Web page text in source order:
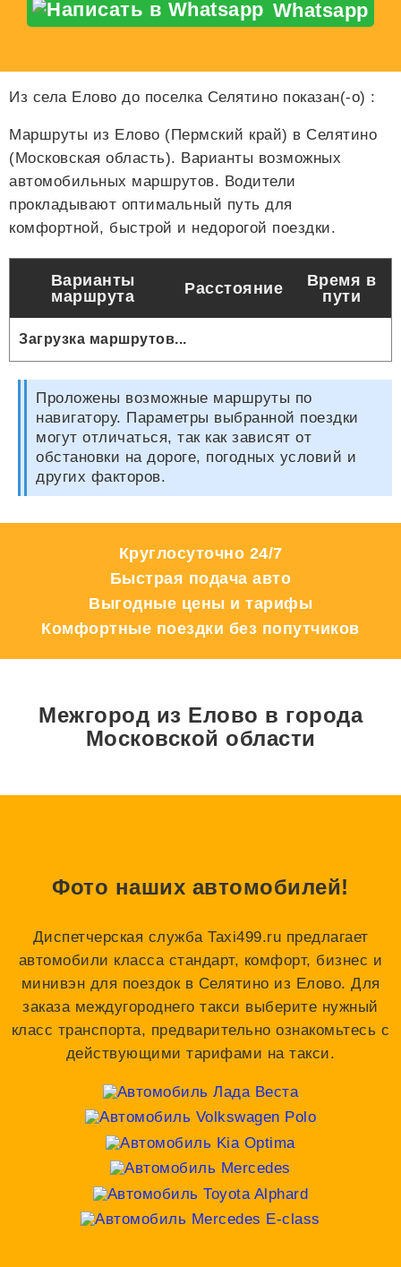
Whatsapp
Из села Елово до поселка Селятино показан(-о) :
Маршруты из Елово (Пермский край) в Селятино
(Московская область). Варианты возможных
автомобильных маршрутов. Водители
прокладывают оптимальный путь для
комфортной, быстрой и недорогой поездки.
Варианты
маршрута
Расстояние
Время в
пути
Загрузка маршрутов...
Проложены возможные маршруты по
навигатору. Параметры выбранной поездки
могут отличаться, так как зависят от
обстановки на дороге, погодных условий и
других факторов.
Круглосуточно 24/7
Быстрая подача авто
Выгодные цены и тарифы
Комфортные поездки без попутчиков
Межгород из Елово в города
Московской области
Фото наших автомобилей!
Диспетчерская служба Taxi499.ru предлагает
автомобили класса стандарт, комфорт, бизнес и
минивэн для поездок в Селятино из Елово. Для
заказа междугороднего такси выберите нужный
класс транспорта, предварительно ознакомьтесь с
действующими тарифами на такси.